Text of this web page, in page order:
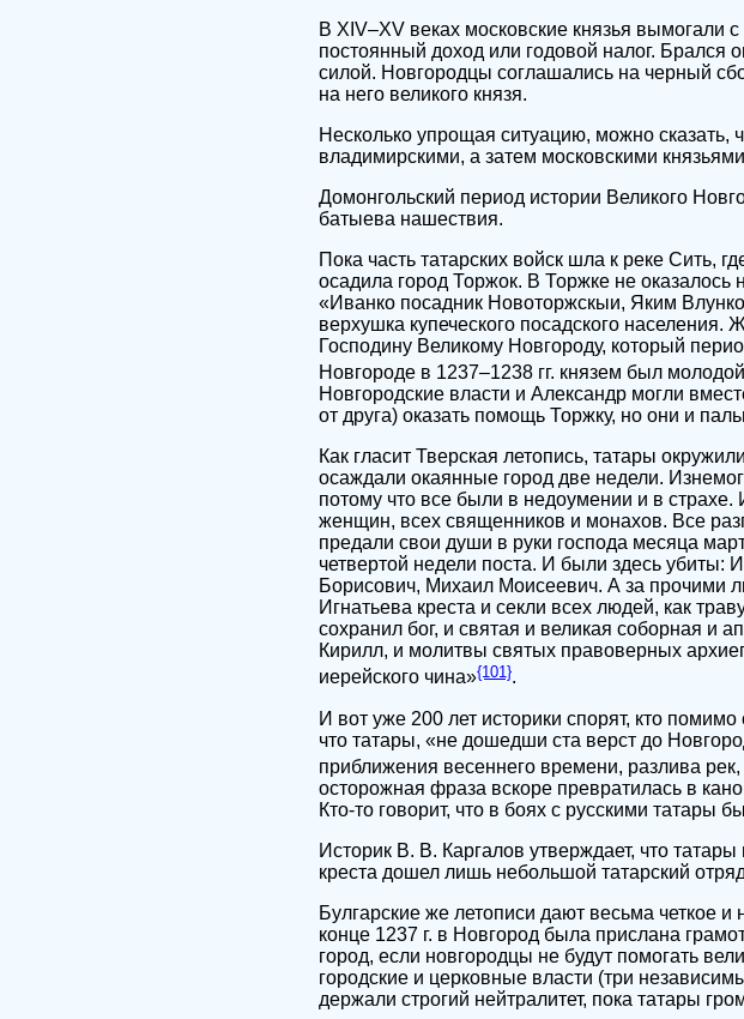
В XIV–XV веках московские князья вымогали
постоянный доход или годовой налог. Брался
силой. Новгородцы соглашались на черный
на него великого князя.
Несколько упрощая ситуацию, можно
владимирскими, а затем московскими
Домонгольский период истории Великого
батыева нашествия.
Пока часть татарских войск шла к реке Сить,
осадила город Торжок. В Торжке не оказалось
«Иванко посадник Новоторжскыи, Яким
верхушка купеческого посадского
Господину Великому Новгороду, который
Новгороде в 1237–1238 гг. князем был
Новгородские власти и Александр могли
от друга) оказать помощь Торжку, но они и
Как гласит Тверская летопись, татары
осаждали окаянные город две недели.
потому что все были в недоумении и в
женщин, всех священников и монахов. Все
предали свои души в руки господа месяца
четвертой недели поста. И были здесь убиты:
Борисович, Михаил Моисеевич. А за прочими
Игнатьева креста и секли всех людей, как
сохранил бог, и святая и великая соборная и
Кирилл, и молитвы святых правоверных
иерейского чина»{101}.
И вот уже 200 лет историки спорят, кто
что татары, «не дошедши ста верст до
приближения весеннего времени, разлива
осторожная фраза вскоре превратилась в
Кто-то говорит, что в боях с русскими татары
Историк В. В. Каргалов утверждает, что
креста дошел лишь небольшой татарский
Булгарские же летописи дают весьма четкое
конце 1237 г. в Новгород была прислана
город, если новгородцы не будут помогать
городские и церковные власти (три
держали строгий нейтралитет, пока татары